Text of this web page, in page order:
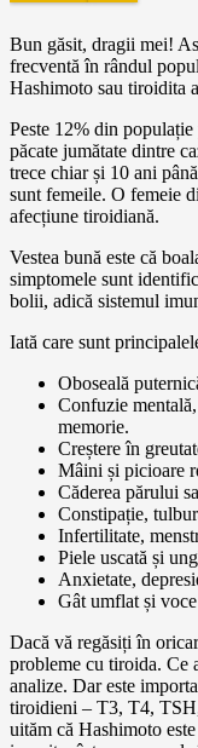
Bun găsit, dragii mei!
frecventă în rândul
Hashimoto sau tiroidita
Peste 12% din
păcate jumătate dintre
trece chiar și 10 ani
sunt femeile. O femeie
afecțiune tiroidiană.
Vestea bună este că
simptomele sunt
bolii, adică sistemul
Iată care sunt
Oboseală
Confuzie
memorie.
Creștere în
Mâini și picioare
Căderea părului
Constipație,
Infertilitate,
Piele uscată și
Anxietate,
Gât umflat și
Dacă vă regăsiți în
probleme cu tiroida. Ce
analize. Dar este
tiroidieni – T3, T4,
uităm că Hashimoto